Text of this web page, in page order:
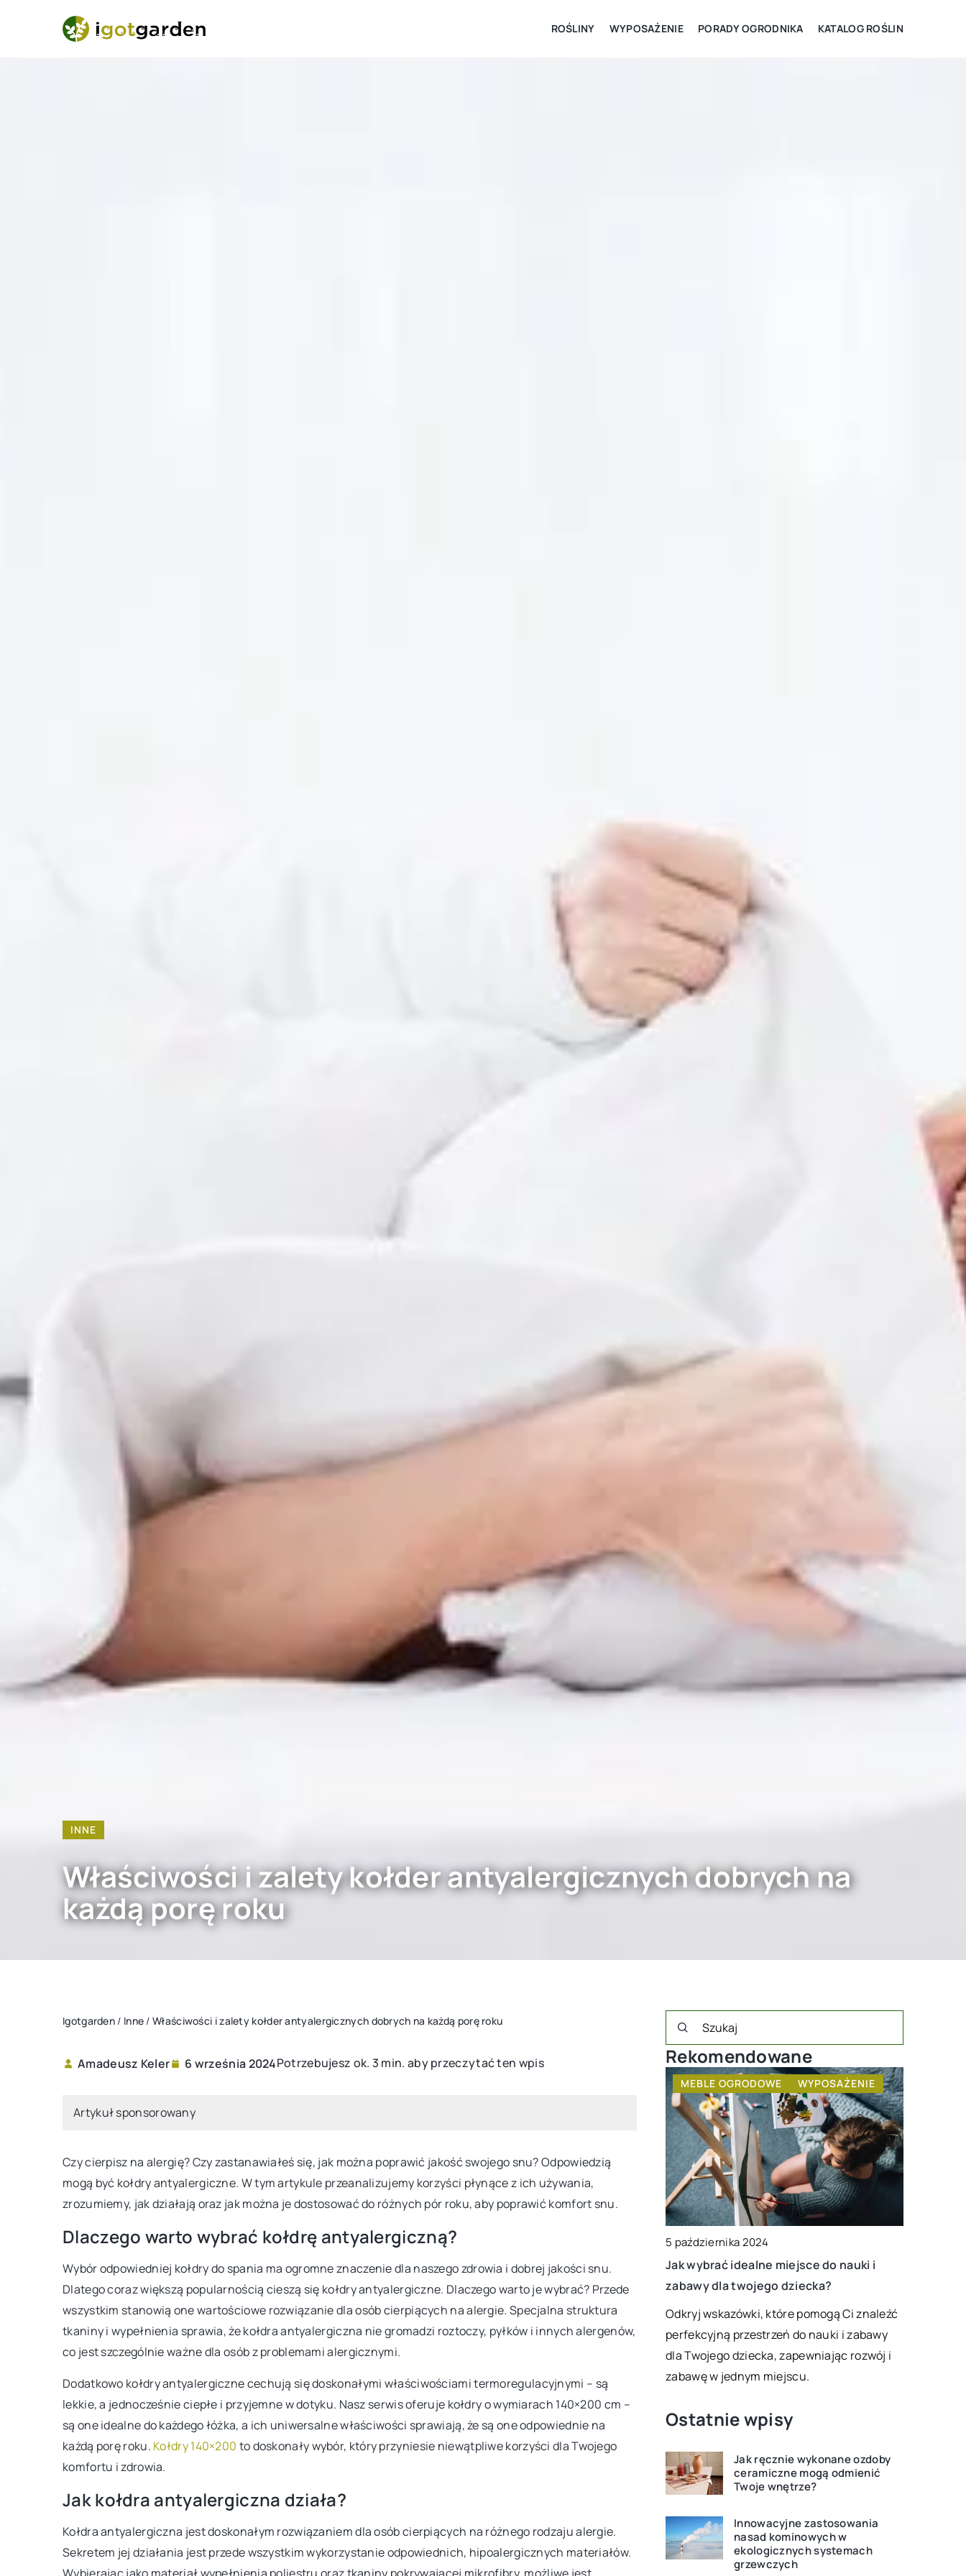
ROŚLINY WYPOSAŻENIE PORADY OGRODNIKA KATALOG ROŚLIN
INNE
Właściwości i zalety kołder antyalergicznych dobrych na
każdą porę roku
Igotgarden / Inne /Właściwości i zalety kołder antyalergicznych dobrych na każdą porę roku
Amadeusz Keler 6 września 2024Potrzebujesz ok. 3 min. aby przeczytać ten wpis
Artykuł sponsorowany
Czy cierpisz na alergię? Czy zastanawiałeś się, jak można poprawić jakość swojego snu? Odpowiedzią
mogą być kołdry antyalergiczne. W tym artykule przeanalizujemy korzyści płynące z ich używania,
zrozumiemy, jak działają oraz jak można je dostosować do różnych pór roku, aby poprawić komfort snu.
Dlaczego warto wybrać kołdrę antyalergiczną?
Wybór odpowiedniej kołdry do spania ma ogromne znaczenie dla naszego zdrowia i dobrej jakości snu.
Dlatego coraz większą popularnością cieszą się kołdry antyalergiczne. Dlaczego warto je wybrać? Przede
wszystkim stanowią one wartościowe rozwiązanie dla osób cierpiących na alergie. Specjalna struktura
tkaniny i wypełnienia sprawia, że kołdra antyalergiczna nie gromadzi roztoczy, pyłków i innych alergenów,
co jest szczególnie ważne dla osób z problemami alergicznymi.
Dodatkowo kołdry antyalergiczne cechują się doskonałymi właściwościami termoregulacyjnymi – są
lekkie, a jednocześnie ciepłe i przyjemne w dotyku. Nasz serwis oferuje kołdry o wymiarach 140×200 cm –
są one idealne do każdego łóżka, a ich uniwersalne właściwości sprawiają, że są one odpowiednie na
każdą porę roku. Kołdry 140×200 to doskonały wybór, który przyniesie niewątpliwe korzyści dla Twojego
komfortu i zdrowia.
Jak kołdra antyalergiczna działa?
Kołdra antyalergiczna jest doskonałym rozwiązaniem dla osób cierpiących na różnego rodzaju alergie.
Sekretem jej działania jest przede wszystkim wykorzystanie odpowiednich, hipoalergicznych materiałów.
Rekomendowane
7 kwietnia 2026
Tworzenie zacisznego zakątka w
ogrodzie za pomocą odpowiednich
akcesoriów i mebli
Odkryj, jak urządzić przytulne miejsce w
ogrodzie dzięki właściwym meblom i
dodatkom. Stworzenie zacisznego zakątka
w ogrodzie nigdy nie było prostsze!
14 lipca 2025
Jak wybrać idealny zlew do małej kuchni:
Dowiedz się, jak znaleźć zlew, który
podkreśli styl i funkcjonalność Twojej małej
kuchni. Zapewnij sobie komfort
użytkowania i optymalne wykorzystanie
przestrzeni dzięki naszym wskazówkom.
MEBLE OGRODOWE WYPOSAŻENIE
5 października 2024
Jak wybrać idealne miejsce do nauki i
zabawy dla twojego dziecka?
Odkryj wskazówki, które pomogą Ci znaleźć
perfekcyjną przestrzeń do nauki i zabawy
dla Twojego dziecka, zapewniając rozwój i
zabawę w jednym miejscu.
Ostatnie wpisy
Jak ręcznie wykonane ozdoby
ceramiczne mogą odmienić
Twoje wnętrze?
Innowacyjne zastosowania
nasad kominowych w
ekologicznych systemach
grzewczych